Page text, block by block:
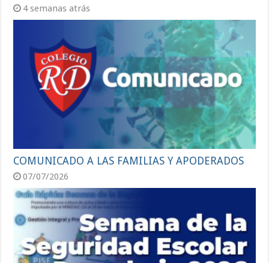
4 semanas atrás
COMUNICADO A LAS FAMILIAS Y APODERADOS
07/07/2026